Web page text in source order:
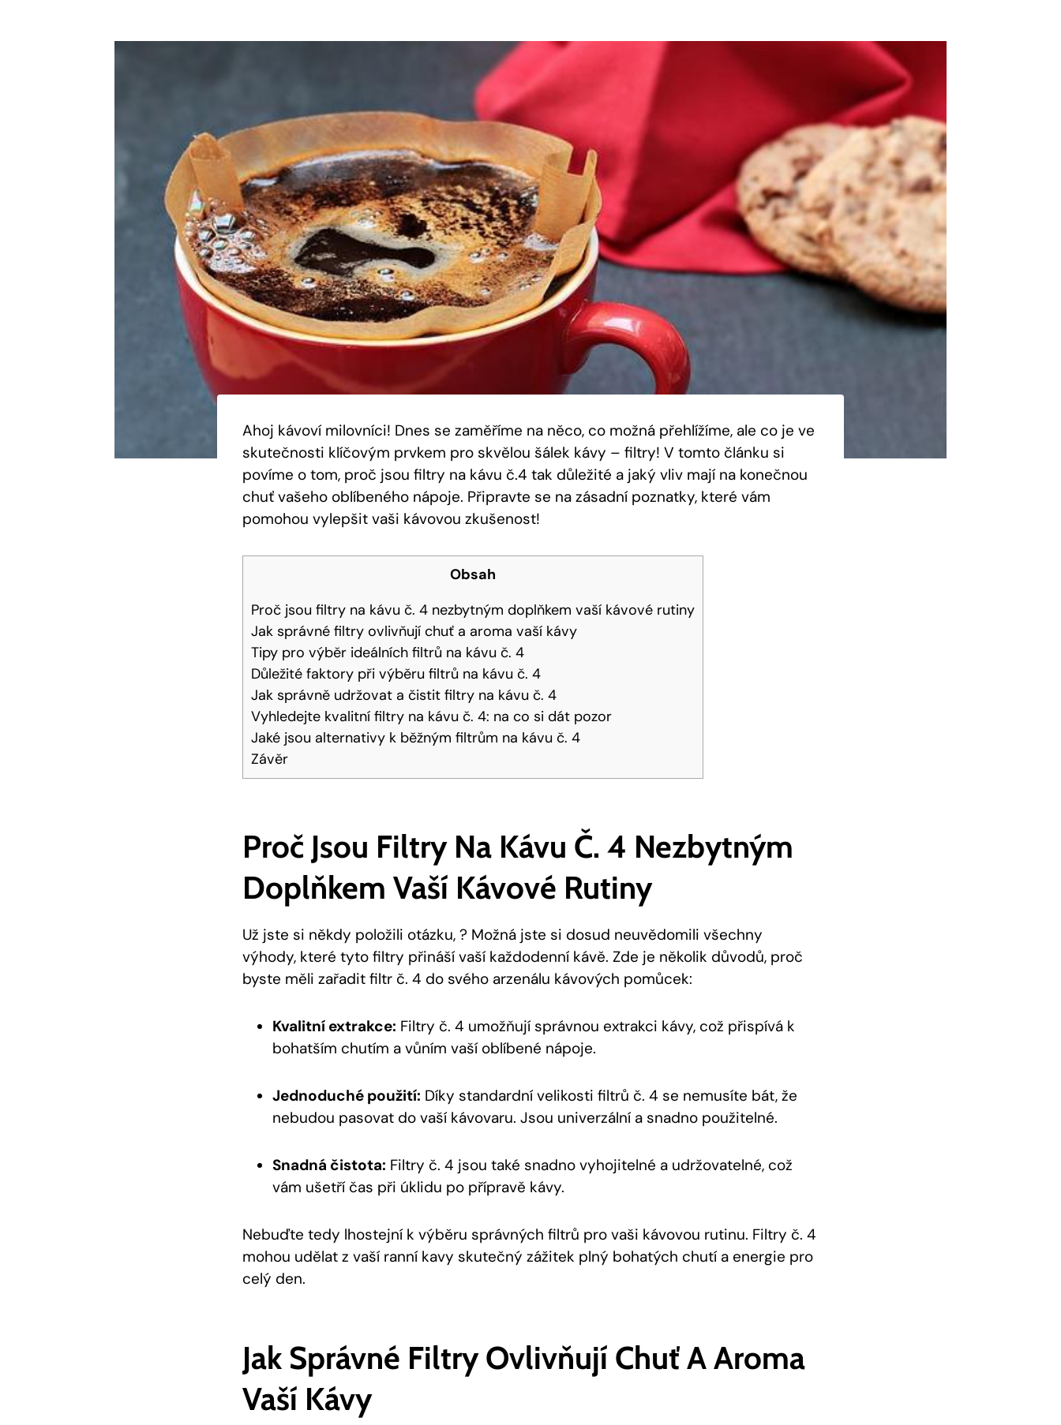
Ahoj kávoví milovníci! Dnes se zaměříme na něco, co možná přehlížíme, ale co je ve
skutečnosti klíčovým prvkem pro skvělou šálek kávy – filtry! V tomto článku si
povíme o tom, proč jsou filtry na kávu č.4 tak důležité a jaký vliv mají na konečnou
chuť vašeho oblíbeného nápoje. Připravte se na zásadní poznatky, které vám
pomohou vylepšit vaši kávovou zkušenost!
Obsah
Proč jsou filtry na kávu č. 4 nezbytným doplňkem vaší kávové rutiny
Jak správné filtry ovlivňují chuť a aroma vaší kávy
Tipy pro výběr ideálních filtrů na kávu č. 4
Důležité faktory při výběru filtrů na kávu č. 4
Jak správně udržovat a čistit filtry na kávu č. 4
Vyhledejte kvalitní filtry na kávu č. 4: na co si dát pozor
Jaké jsou alternativy k běžným filtrům na kávu č. 4
Závěr
Proč Jsou Filtry Na Kávu Č. 4 Nezbytným
Doplňkem Vaší Kávové Rutiny
Už jste si někdy položili otázku, ? Možná jste si dosud neuvědomili všechny
výhody, které tyto filtry přináší vaší každodenní kávě. Zde je několik důvodů, proč
byste měli zařadit filtr č. 4 do svého arzenálu kávových pomůcek:
Kvalitní extrakce: Filtry č. 4 umožňují správnou extrakci kávy, což přispívá k
bohatším chutím a vůním vaší oblíbené nápoje.
Jednoduché použití: Díky standardní velikosti filtrů č. 4 se nemusíte bát, že
nebudou pasovat do vaší kávovaru. Jsou univerzální a snadno použitelné.
Snadná čistota: Filtry č. 4 jsou také snadno vyhojitelné a udržovatelné, což
vám ušetří čas při úklidu po přípravě kávy.
Nebuďte tedy lhostejní k výběru správných filtrů pro vaši kávovou rutinu. Filtry č. 4
mohou udělat z vaší ranní kavy skutečný zážitek plný bohatých chutí a energie pro
celý den.
Jak Správné Filtry Ovlivňují Chuť A Aroma
Vaší Kávy